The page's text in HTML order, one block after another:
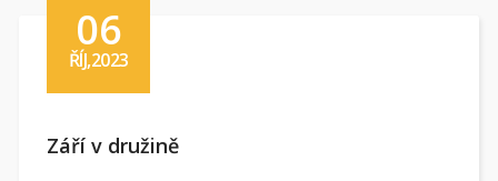
06
ŘÍJ,2023
Září v družině